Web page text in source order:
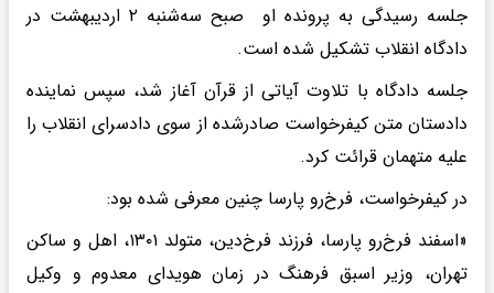
جلسه رسیدگی به پرونده او صبح سه‌شنبه ۲ اردیبهشت در
دادگاه انقلاب تشکیل شده است.
جلسه دادگاه با تلاوت آیاتی از قرآن آغاز شد، سپس نماینده
دادستان متن کیفرخواست صادرشده از سوی دادسرای انقلاب را
علیه متهمان قرائت کرد.
در کیفرخواست، فرخ‌رو پارسا چنین معرفی شده بود:
«اسفند فرخ‌رو پارسا، فرزند فرخ‌دین، متولد ۱۳۰۱، اهل و ساکن
تهران، وزیر اسبق فرهنگ در زمان هویدای معدوم و وکیل